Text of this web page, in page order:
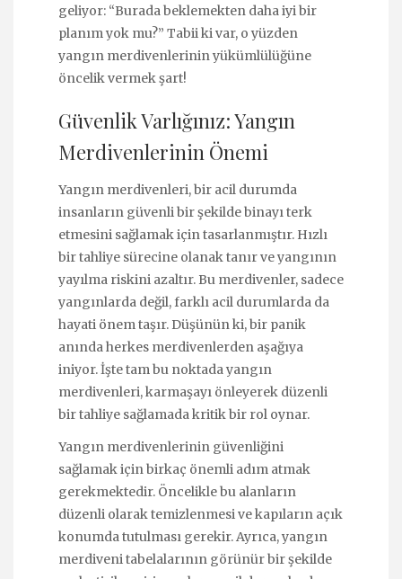
geliyor: “Burada beklemekten daha iyi bir
planım yok mu?” Tabii ki var, o yüzden
yangın merdivenlerinin yükümlülüğüne
öncelik vermek şart!
Güvenlik Varlığınız: Yangın
Merdivenlerinin Önemi
Yangın merdivenleri, bir acil durumda
insanların güvenli bir şekilde binayı terk
etmesini sağlamak için tasarlanmıştır. Hızlı
bir tahliye sürecine olanak tanır ve yangının
yayılma riskini azaltır. Bu merdivenler, sadece
yangınlarda değil, farklı acil durumlarda da
hayati önem taşır. Düşünün ki, bir panik
anında herkes merdivenlerden aşağıya
iniyor. İşte tam bu noktada yangın
merdivenleri, karmaşayı önleyerek düzenli
bir tahliye sağlamada kritik bir rol oynar.
Yangın merdivenlerinin güvenliğini
sağlamak için birkaç önemli adım atmak
gerekmektedir. Öncelikle bu alanların
düzenli olarak temizlenmesi ve kapıların açık
konumda tutulması gerekir. Ayrıca, yangın
merdiveni tabelalarının görünür bir şekilde